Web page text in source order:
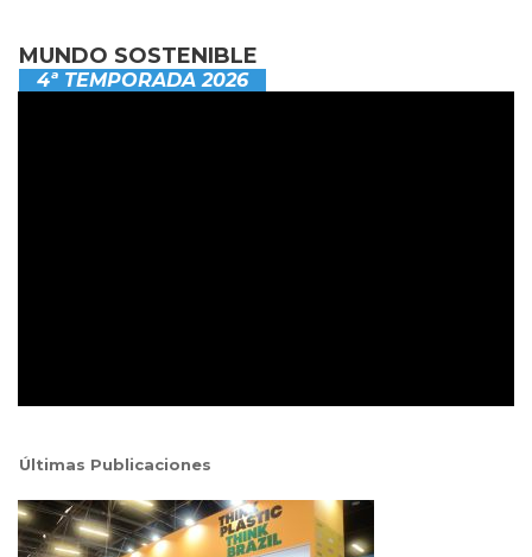
MUNDO SOSTENIBLE
4ª TEMPORADA 2026
Últimas Publicaciones